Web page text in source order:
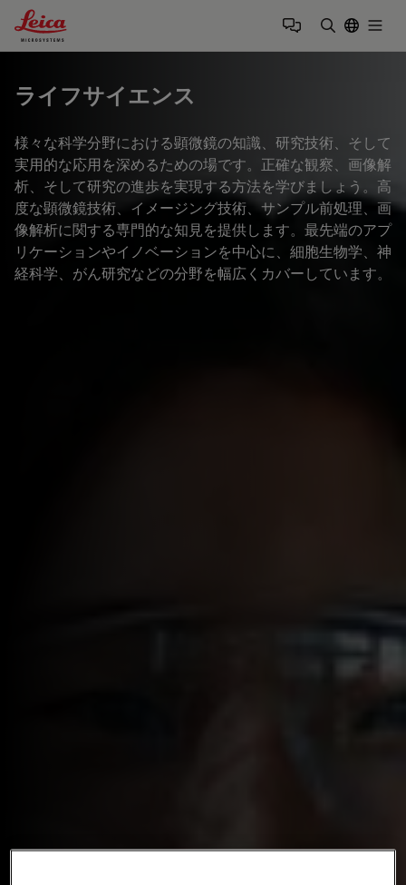
Leica Microsystems Logo
ライフサイエンス
様々な科学分野における顕微鏡の知識、研究技術、そして
実用的な応用を深めるための場です。正確な観察、画像解
析、そして研究の進歩を実現する方法を学びましょう。高
度な顕微鏡技術、イメージング技術、サンプル前処理、画
像解析に関する専門的な知見を提供します。最先端のアプ
リケーションやイノベーションを中心に、細胞生物学、神
経科学、がん研究などの分野を幅広くカバーしています。